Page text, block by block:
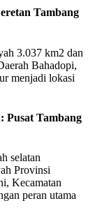
Tambang
3.037 km2 dan
Bahadopi,
menjadi lokasi
Pusat Tambang
selatan
Provinsi
Kecamatan
peran utama